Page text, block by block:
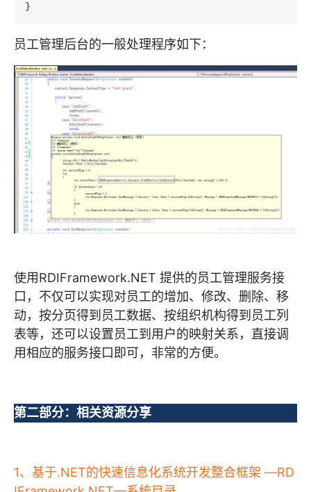
}
员工管理后台的一般处理程序如下：
使用RDIFramework.NET 提供的员工管理服务接
口，不仅可以实现对员工的增加、修改、删除、移
动，按分页得到员工数据、按组织机构得到员工列
表等，还可以设置员工到用户的映射关系，直接调
用相应的服务接口即可，非常的方便。
第二部分：相关资源分享
1、基于.NET的快速信息化系统开发整合框架 —RD